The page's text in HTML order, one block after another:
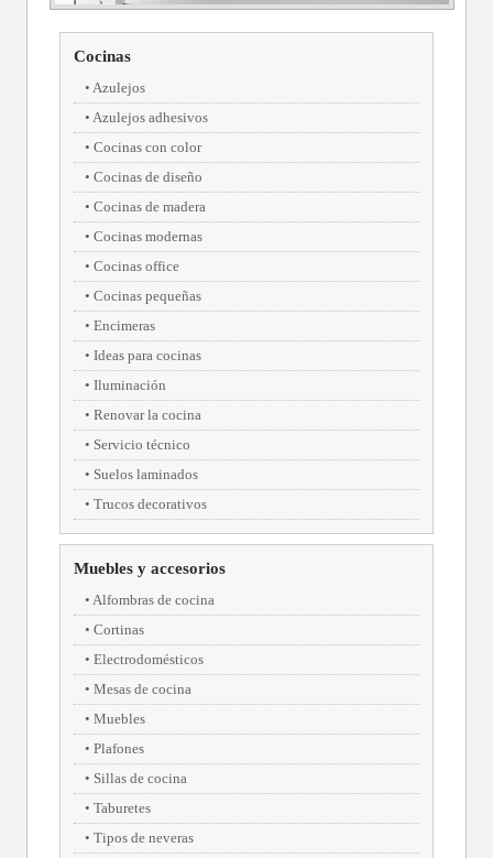
Cocinas
Azulejos
Azulejos adhesivos
Cocinas con color
Cocinas de diseño
Cocinas de madera
Cocinas modernas
Cocinas office
Cocinas pequeñas
Encimeras
Ideas para cocinas
Iluminación
Renovar la cocina
Servicio técnico
Suelos laminados
Trucos decorativos
Muebles y accesorios
Alfombras de cocina
Cortinas
Electrodomésticos
Mesas de cocina
Muebles
Plafones
Sillas de cocina
Taburetes
Tipos de neveras